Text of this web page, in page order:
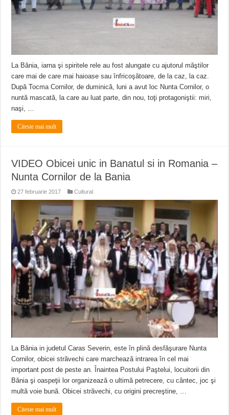
La Bănia, iarna şi spiritele rele au fost alungate cu ajutorul măştilor
care mai de care mai haioase sau înfricoşătoare, de la caz, la caz.
După Tocma Cornilor, de duminică, luni a avut loc Nunta Cornilor, o
nuntă mascată, la care au luat parte, din nou, toţi protagoniştii: miri,
naşi, …
Citeste mai mult
VIDEO Obicei unic in Banatul si in Romania –
Nunta Cornilor de la Bania
27 februarie 2017 Cultural
La Bănia in judetul Caras Severin, este în plină desfăşurare Nunta
Cornilor, obicei străvechi care marchează intrarea în cel mai
important post de peste an. Înaintea Postului Paştelui, locuitorii din
Bănia şi oaspeţii lor organizează o ultimă petrecere, cu cântec, joc şi
multă voie bună. Obicei străvechi, cu origini precreştine, …
Citeste mai mult